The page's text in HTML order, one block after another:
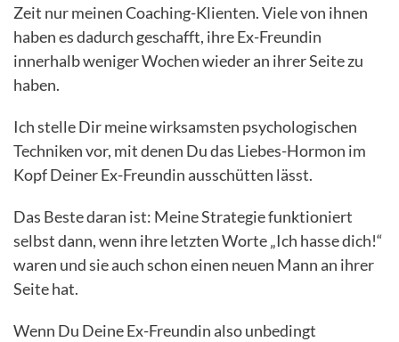
Zeit nur meinen Coaching-Klienten. Viele von ihnen
haben es dadurch geschafft, ihre Ex-Freundin
innerhalb weniger Wochen wieder an ihrer Seite zu
haben.
Ich stelle Dir meine wirksamsten psychologischen
Techniken vor, mit denen Du das Liebes-Hormon im
Kopf Deiner Ex-Freundin ausschütten lässt.
Das Beste daran ist: Meine Strategie funktioniert
selbst dann, wenn ihre letzten Worte „Ich hasse dich!“
waren und sie auch schon einen neuen Mann an ihrer
Seite hat.
Wenn Du Deine Ex-Freundin also unbedingt